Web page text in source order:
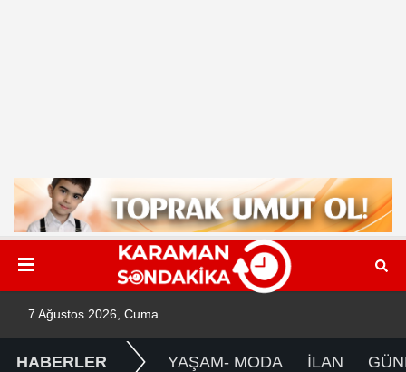
7 Ağustos 2026, Cuma
HABERLER YAŞAM- MODA İLAN